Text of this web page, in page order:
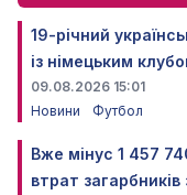
19-річний
із німецьким
09.08.2026 15:01
Новини
Футбол
Вже мінус 1 457
втрат